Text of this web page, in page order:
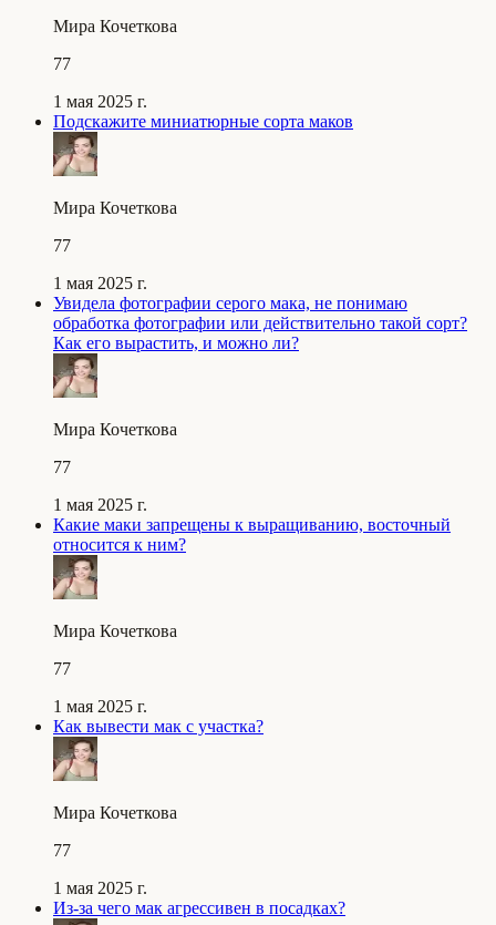
Мира Кочеткова
77
1 мая 2025 г.
Подскажите миниатюрные сорта маков
Мира Кочеткова
77
1 мая 2025 г.
Увидела фотографии серого мака, не понимаю
обработка фотографии или действительно такой сорт?
Как его вырастить, и можно ли?
Мира Кочеткова
77
1 мая 2025 г.
Какие маки запрещены к выращиванию, восточный
относится к ним?
Мира Кочеткова
77
1 мая 2025 г.
Как вывести мак с участка?
Мира Кочеткова
77
1 мая 2025 г.
Из-за чего мак агрессивен в посадках?